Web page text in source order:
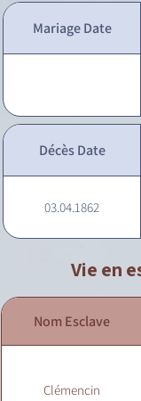
Mariage Date
Décès Date
03.04.1862
Vie en
Nom Esclave
Clémencin